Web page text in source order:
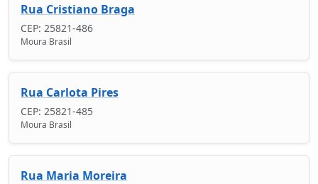
Rua Cristiano Braga
CEP: 25821-486
Moura Brasil
Rua Carlota Pires
CEP: 25821-485
Moura Brasil
Rua Maria Moreira